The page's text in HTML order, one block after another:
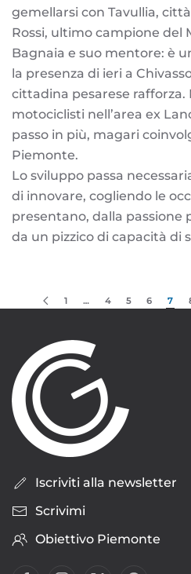
gemellarsi con Tavullia,
Rossi, ultimo campione del
Bagnaia e suo mentore: è
la presenza di ieri a
cittadina pesarese rafforza.
motociclisti nell’area ex
passo in più, magari
Piemonte.
Lo sviluppo passa
di innovare, cogliendo le
presentano, dalla passione
da un pizzico di capacità di
1 … 4 5 6 7
Iscriviti alla newsletter
Scrivimi
Obiettivo Piemonte